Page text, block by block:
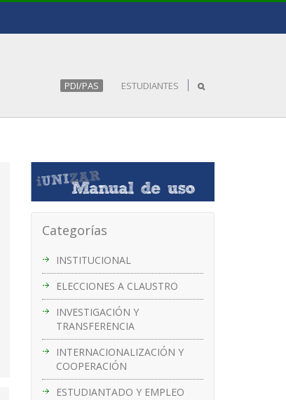
PDI/PAS ESTUDIANTES
Categorías
INSTITUCIONAL
ELECCIONES A CLAUSTRO
INVESTIGACIÓN Y
TRANSFERENCIA
INTERNACIONALIZACIÓN Y
COOPERACIÓN
ESTUDIANTADO Y EMPLEO